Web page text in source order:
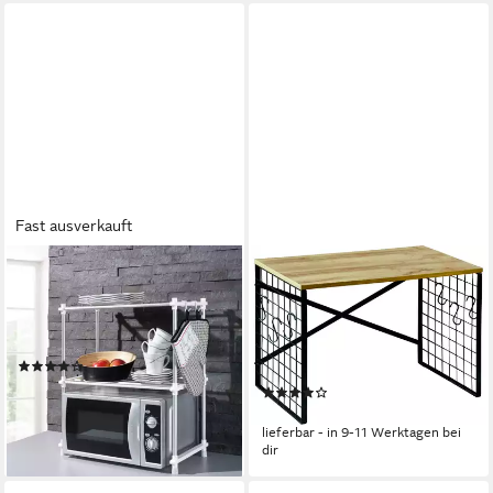
Fast ausverkauft
RUCO
Küchenregal,
Aluminium/Kunststoff, 2
Ebenen
(55)
19,99 €
lieferbar - in 6-8 Werktagen bei dir
KESPER®
Küchenregal Mikrowellen
Regal, 1-tlg., praktische
Ablagemögklichkeit für die
Küche
ab 26,35 €
lieferbar - in 9-11 Werktagen bei
dir